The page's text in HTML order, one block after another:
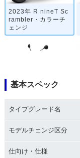
2023年 R nineT Sc
rambler・カラーチ
ェンジ
rambler
基本スペック
タイプグレード名
モデルチェンジ区分
仕向け・仕様